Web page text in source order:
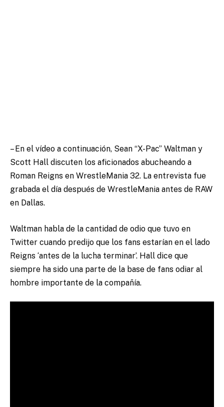
– En el vídeo a continuación, Sean “X-Pac” Waltman y
Scott Hall discuten los aficionados abucheando a
Roman Reigns en WrestleMania 32. La entrevista fue
grabada el día después de WrestleMania antes de RAW
en Dallas.
Waltman habla de la cantidad de odio que tuvo en
Twitter cuando predijo que los fans estarían en el lado
Reigns ‘antes de la lucha terminar’. Hall dice que
siempre ha sido una parte de la base de fans odiar al
hombre importante de la compañía.